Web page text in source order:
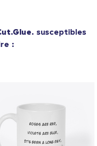
susceptibles
: